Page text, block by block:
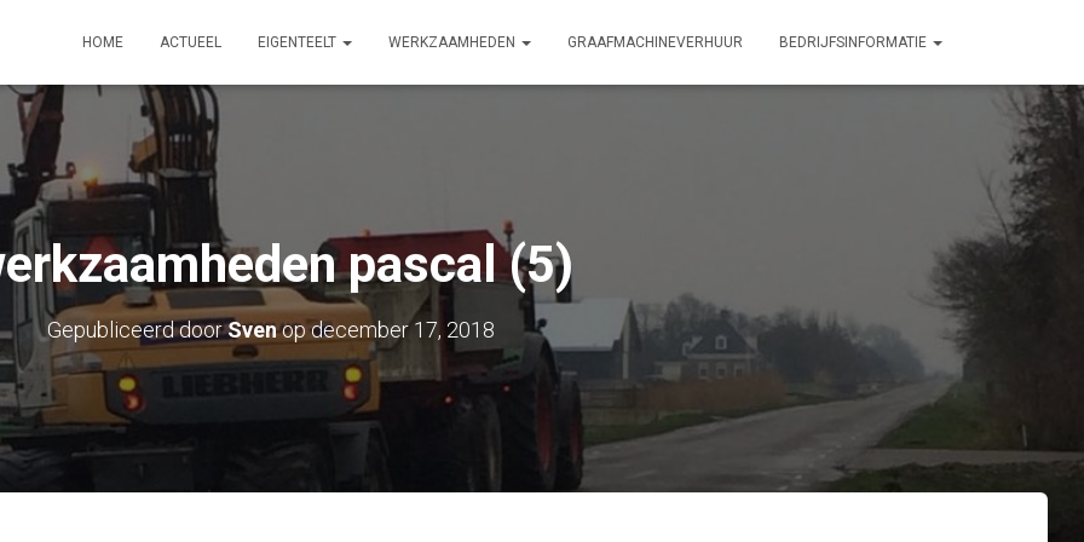
HOME ACTUEEL EIGENTEELT WERKZAAMHEDEN GRAAFMACHINEVERHUUR BEDRIJFSINFORMATIE
pascal (5)
Gepubliceerd doorSvenopdecember 17, 2018